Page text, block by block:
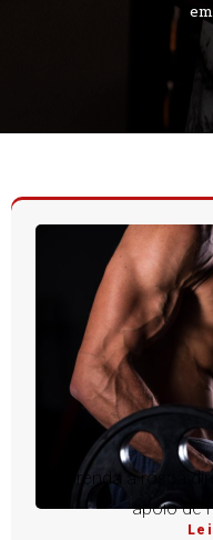
Aprenda a rosca
apoio de